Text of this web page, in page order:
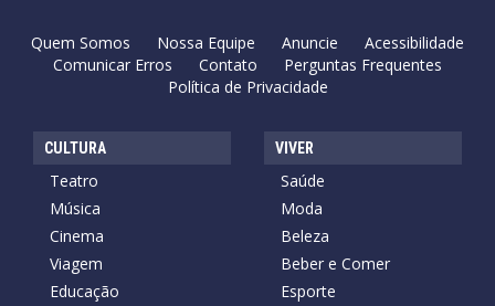
Quem Somos Nossa Equipe Anuncie
Acessibilidade
Comunicar Erros
Contato
Perguntas Frequentes
Política de Privacidade
CULTURA
Teatro
Música
Cinema
Viagem
Educação
VIVER
Saúde
Moda
Beleza
Beber e Comer
Esporte